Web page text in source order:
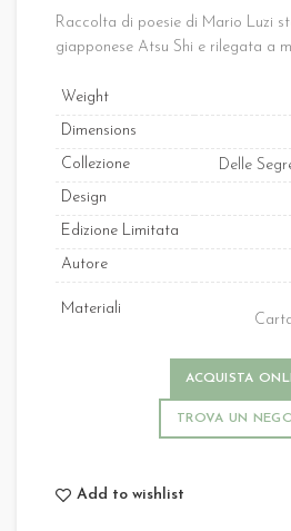
Raccolta di poesie di Mario Luzi
giapponese Atsu Shi e rilegata a
Weight
Dimensions
Collezione
Delle
Design
Edizione Limitata
Autore
Materiali
ACQUISTA
TROVA UN
Add to wishlist